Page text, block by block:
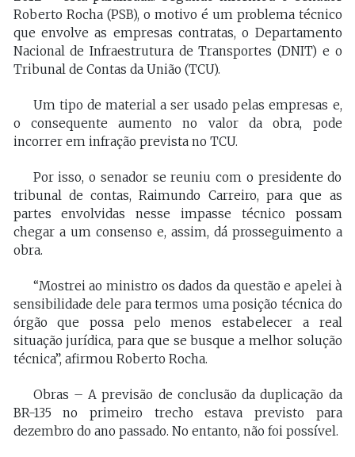
Roberto Rocha (PSB), o motivo é um problema técnico
que envolve as empresas contratas, o Departamento
Nacional de Infraestrutura de Transportes (DNIT) e o
Tribunal de Contas da União (TCU).
Um tipo de material a ser usado pelas empresas e,
o consequente aumento no valor da obra, pode
incorrer em infração prevista no TCU.
Por isso, o senador se reuniu com o presidente do
tribunal de contas, Raimundo Carreiro, para que as
partes envolvidas nesse impasse técnico possam
chegar a um consenso e, assim, dá prosseguimento a
obra.
“Mostrei ao ministro os dados da questão e apelei à
sensibilidade dele para termos uma posição técnica do
órgão que possa pelo menos estabelecer a real
situação jurídica, para que se busque a melhor solução
técnica”, afirmou Roberto Rocha.
Obras – A previsão de conclusão da duplicação da
BR-135 no primeiro trecho estava previsto para
dezembro do ano passado. No entanto, não foi possível.